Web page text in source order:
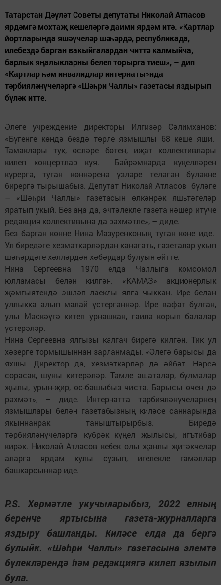
Татарстан Дәүләт Советы депутаты Николай Атласов
ярдәмгә мохтаҗ кешеләргә даими ярдәм итә. «Картлар
йортларында яшәүчеләр шәһәрдә, республикада,
илебездә барган вакыйгалардан читтә калмыйча,
барлык яңалыкларны белеп торырга тиеш», – дип
«Картлар һәм инвалидлар интернаты»нда
тәрбияләнүчеләргә «Шәһри Чаллы» газетасы яздырып
бүләк итте.
Әлеге учреждение директоры Илгизәр Сәлимханов:
«Бүгенге көндә бездә төрле язмышлы 68 кеше яши.
Тамаклары тук, өсләре бөтен, иҗат коллективлары
килеп концертлар куя. Бәйрәмнәрдә күңелләрен
күрергә, туган көннәренә үзләре теләгән бүләкне
бирергә тырышабыз. Депутат Николай Атласов бүләге
– «Шәһри Чаллы» газетасын өлкәнрәк яшьтәгеләр
яратып укый. Без аңа да, эчтәлекле газета нәшер итүче
редакция коллективына да рәхмәтле», – диде.
Без барган көнне Нина Мазуренконың туган көне иде.
Ул биредәге хезмәткәрләрдән канәгать, газеталар укып
шәһәрдәге хәлләрдән хәбәрдар булуын әйтте.
Нина Сергеевна 1970 елда Чаллыга комсомол
юлламасы белән килгән. «КАМАЗ» акционерлык
җәмгыятендә эшләп лаеклы ялга чыккан. Ире белән
уллыкка алып малай үстергәннәр. Ире вафат булган,
улы Мәскәүгә китеп урнашкан, гаилә корып балалар
үстерәләр.
Нина Сергеевна ялгызы калгач бирегә килгән. Тик ул
хәзерге тормышыннан зарланмады. «Әлегә барысы да
яхшы. Директор да, хезмәткәрләр дә әйбәт. Нәрсә
сорасак, шуны китерәләр. Тәмле ашаталар, бүлмәләр
җылы, урын-җир, өс-башыбыз чиста. Барысы өчен дә
рәхмәт», – диде. Интернатта тәрбияләнүчеләрнең
язмышлары белән газетабызның киләсе саннарында
якыннанрак таныштырырбыз. Биредә
тәрбияләнүчеләргә күбрәк күңел җылысы, игътибар
кирәк. Николай Атласов кебек олы җанлы җитәкчеләр
аларга ярдәм кулы сузып, игелекле гамәлләр
башкарсыннар иде.
P.S. Хөрмәтле укучыларыбыз, 2022 елның
беренче яртысына газета-журналларга
яздыру башланды. Киләсе елда да бергә
булыйк. «Шәһри Чаллы» газетасына элемтә
бүлекләрендә һәм редакциягә килеп язылып
була.